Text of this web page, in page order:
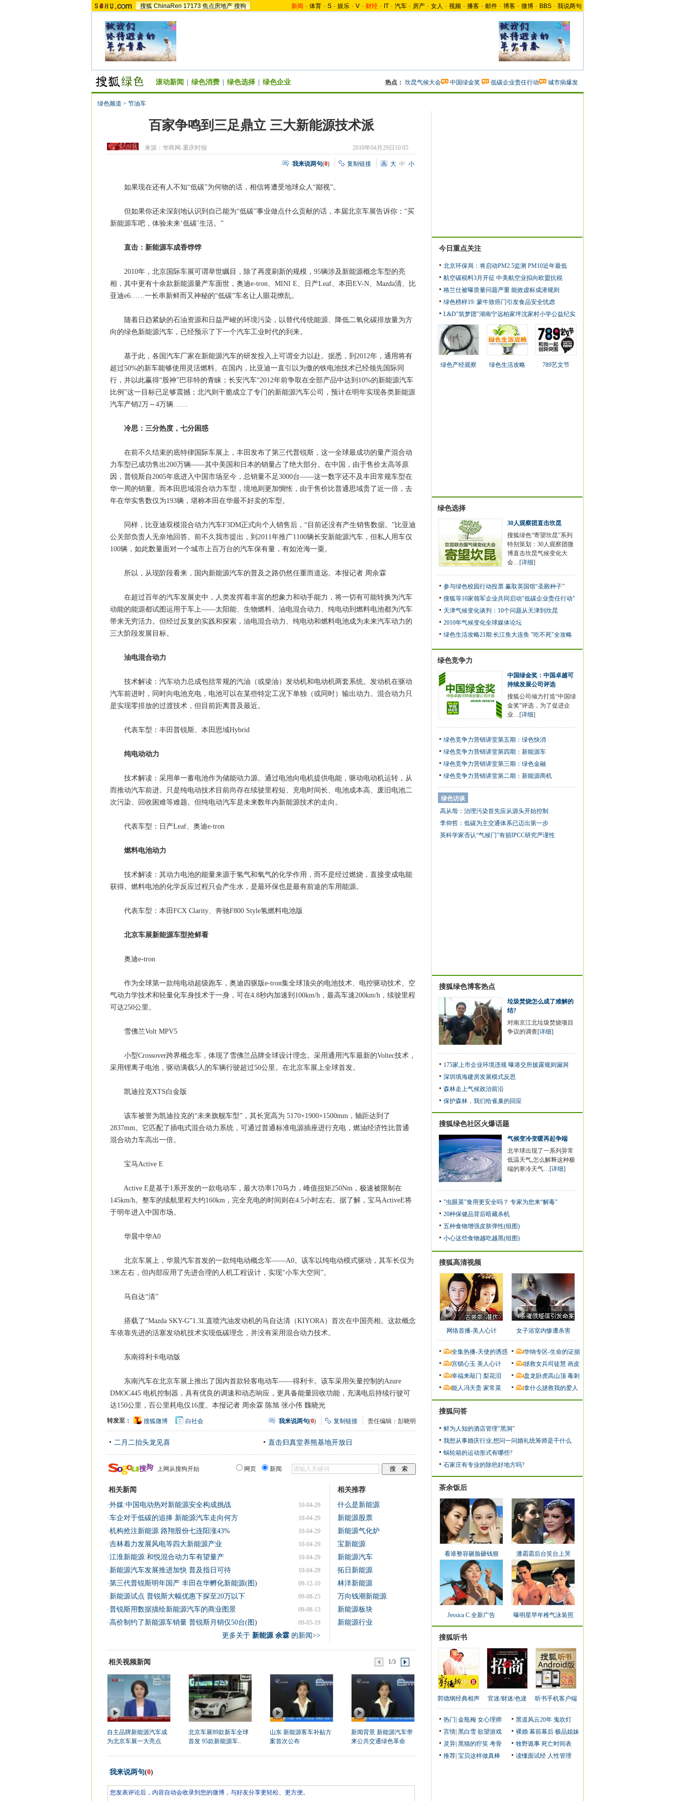
搜狐 ChinaRen 17173 焦点房地产 搜狗 新闻 - 体育 - S - 娱乐 - V - 财经 - IT - 汽车 - 房产 - 女人 - 视频 - 播客 - 邮件 - 博客 - 微博 - BBS - 我说两句
滚动新闻 绿色消费 绿色选择 绿色企业 热点： 坎昆气候大会 中国绿金奖 低碳企业责任行动 城市病爆发
绿色频道 > 节油车
百家争鸣到三足鼎立 三大新能源技术派
来源：华商网-重庆时报 2010年04月29日10:05
我来说两句(0) 复制链接 大 中 小
如果现在还有人不知“低碳”为何物的话，相信将遭受地球众人“鄙视”。
但如果你还未深刻地认识到自己能为“低碳”事业做点什么贡献的话，本届北京车展告诉你：“买
新能源车吧，体验未来‘低碳’生活。”
直击：新能源车成香饽饽
2010年，北京国际车展可谓举世瞩目，除了再度刷新的规模，95辆涉及新能源概念车型的亮
相，其中更有十余款新能源量产车面世，奥迪e-tron、MINI E、日产Leaf、本田EV-N、Mazda清、比
亚迪e6……一长串新鲜而又神秘的“低碳”车名让人眼花缭乱。
随着日趋紧缺的石油资源和日益严峻的环境污染，以替代传统能源、降低二氧化碳排放量为方
向的绿色新能源汽车，已经预示了下一个汽车工业时代的到来。
基于此，各国汽车厂家在新能源汽车的研发投入上可谓全力以赴。据悉，到2012年，通用将有
超过50%的新车能够使用灵活燃料。在国内，比亚迪一直引以为傲的铁电池技术已经领先国际同
行，并以此赢得“股神”巴菲特的青睐；长安汽车“2012年前争取在全部产品中达到10%的新能源汽车
比例”这一目标已足够震撼；北汽则干脆成立了专门的新能源汽车公司，预计在明年实现各类新能源
汽车产销2万～4万辆……
冷思：三分热度，七分困惑
在前不久结束的底特律国际车展上，丰田发布了第三代普锐斯，这一全球最成功的量产混合动
力车型已成功售出200万辆——其中美国和日本的销量占了绝大部分。在中国，由于售价太高等原
因，普锐斯自2005年底进入中国市场至今，总销量不足3000台——这一数字还不及丰田常规车型在
华一周的销量。而本田思域混合动力车型，境地则更加惆怅，由于售价比普通思域贵了近一倍，去
年在华实售数仅为193辆，堪称本田在华最不好卖的车型。
同样，比亚迪双模混合动力汽车F3DM正式向个人销售后，“目前还没有产生销售数据。”比亚迪
公关部负责人无奈地回答。前不久我市提出，到2011年推广1100辆长安新能源汽车，但私人用车仅
100辆，如此数量面对一个城市上百万台的汽车保有量，有如沧海一粟。
所以，从现阶段看来，国内新能源汽车的普及之路仍然任重而道远。本报记者 周余霖
在超过百年的汽车发展史中，人类发挥着丰富的想象力和动手能力，将一切有可能转换为汽车
动能的能源都试图运用于车上——太阳能、生物燃料、油电混合动力、纯电动到燃料电池都为汽车
带来无穷活力。但经过反复的实践和探索，油电混合动力、纯电动和燃料电池成为未来汽车动力的
三大阶段发展目标。
油电混合动力
技术解读：汽车动力总成包括常规的汽油（或柴油）发动机和电动机两套系统。发动机在驱动
汽车前进时，同时向电池充电，电池可以在某些特定工况下单独（或同时）输出动力。混合动力只
是实现零排放的过渡技术，但目前距离普及最近。
代表车型：丰田普锐斯、本田思域Hybrid
纯电动动力
技术解读：采用单一蓄电池作为储能动力源。通过电池向电机提供电能，驱动电动机运转，从
而推动汽车前进。只是纯电动技术目前尚存在续驶里程短、充电时间长、电池成本高、废旧电池二
次污染、回收困难等难题。但纯电动汽车是未来数年内新能源技术的走向。
代表车型：日产Leaf、奥迪e-tron
燃料电池动力
技术解读：其动力电池的能量来源于氢气和氧气的化学作用，而不是经过燃烧，直接变成电能
获得。燃料电池的化学反应过程只会产生水，是最环保也是最有前途的车用能源。
代表车型：本田FCX Clarity、奔驰F800 Style氢燃料电池版
北京车展新能源车型抢鲜看
奥迪e-tron
作为全球第一款纯电动超级跑车，奥迪四驱版e-tron集全球顶尖的电池技术、电控驱动技术、空
气动力学技术和轻量化车身技术于一身，可在4.8秒内加速到100km/h，最高车速200km/h，续驶里程
可达250公里。
雪佛兰Volt MPV5
小型Crossover跨界概念车，体现了雪佛兰品牌全球设计理念。采用通用汽车最新的Voltec技术，
采用锂离子电池，驱动满载5人的车辆行驶超过50公里。在北京车展上全球首发。
凯迪拉克XTS白金版
该车被誉为凯迪拉克的“未来旗舰车型”，其长宽高为 5170×1900×1500mm，轴距达到了
2837mm。它匹配了插电式混合动力系统，可通过普通标准电源插座进行充电，燃油经济性比普通
混合动力车高出一倍。
宝马Active E
Active E是基于1系开发的一款电动车，最大功率170马力，峰值扭矩250Nm，极速被限制在
145km/h。整车的续航里程大约160km，完全充电的时间则在4.5小时左右。据了解，宝马ActiveE将
于明年进入中国市场。
华晨中华A0
北京车展上，华晨汽车首发的一款纯电动概念车——A0。该车以纯电动模式驱动，其车长仅为
3米左右，但内部应用了先进合理的人机工程设计，实现“小车大空间”。
马自达“清”
搭载了“Mazda SKY-G”1.3L直喷汽油发动机的马自达清（KIYORA）首次在中国亮相。这款概念
车依靠先进的活塞发动机技术实现低碳理念，并没有采用混合动力技术。
东南得利卡电动版
东南汽车在北京车展上推出了国内首款轻客电动车——得利卡。该车采用矢量控制的Azure
DMOC445 电机控制器，具有优良的调速和动态响应，更具备能量回收功能，充满电后持续行驶可
达150公里，百公里耗电仅16度。本报记者 周余霖 陈旭 张小伟 魏晓光
转发至： 搜狐微博 白社会 我来说两句(0) 复制链接 责任编辑：彭晓明
二月二抬头龙见喜 直击归真堂养熊基地开放日
上网从搜狗开始 网页 新闻
相关新闻
10-04-29
·外媒:中国电动热对新能源安全构成挑战
10-04-29
·车企对于低碳的追捧 新能源汽车走向何方
10-04-29
·机构抢注新能源 路翔股份七连阳涨43%
10-04-29
·吉林着力发展风电等四大新能源产业
10-04-29
·江淮新能源:和悦混合动力车有望量产
10-04-29
· 新能源汽车发展推进加快 普及指日可待
09-12-10
·第三代普锐斯明年国产 丰田在华孵化新能源(图)
09-08-25
· 新能源试点 普锐斯大幅优惠下探至20万以下
09-08-13
·普锐斯用数据描绘新能源汽车的商业图景
09-05-19
·高价制约了新能源车销量 普锐斯月销仅50台(图)
更多关于 新能源 余霖的新闻>>
相关推荐
什么是新能源
新能源股票
新能源气化炉
宝新能源
新能源汽车
拓日新能源
林洋新能源
万向钱潮新能源
新能源板块
新能源行业
相关视频新闻 1/3
自主品牌新能源汽车成
为北京车展一大亮点
北京车展89款新车全球
首发 95款新能源车..
山东 新能源客车补贴方
案首次公布
新闻背景 新能源汽车带
来公共交通绿色革命
我来说两句(0)
今日重点关注
北京环保局：将启动PM2.5监测 PM10近年最低
航空碳税料3月开征 中美航空业拟向欧盟抗税
格兰仕被曝质量问题严重 能效虚标成潜规则
绿色榜样19: 蒙牛致癌门引发食品安全忧虑
L&D"筑梦团"湖南宁远柏家坪沈家村小学公益纪实
绿色产经观察 绿色生活攻略 789艺文节
绿色选择
30人观察团直击坎昆
搜狐绿色“寄望坎昆”系列
特别策划：30人观察团微
博直击坎昆气候变化大
会…[详细]
参与绿色校园行动投票 赢取英国馆“圣殿种子”
搜狐等10家领军企业共同启动"低碳企业责任行动"
天津气候变化谈判：10个问题从天津到坎昆
2010年气候变化全球媒体论坛
绿色生活攻略21期:长江鱼大连鱼 "吃不死"全攻略
绿色竞争力
中国绿金奖：中国卓越可
持续发展公司评选
搜狐公司倾力打造“中国绿
金奖”评选，为了促进企
业…[详细]
绿色竞争力营销讲堂第五期：绿色快消
绿色竞争力营销讲堂第四期：新能源车
绿色竞争力营销讲堂第三期：绿色金融
绿色竞争力营销讲堂第二期：新能源商机
绿色访谈
高从堦：治理污染首先应从源头开始控制
李仰哲：低碳为主交通体系已迈出第一步
英科学家否认“气候门”有损IPCC研究严谨性
搜狐绿色博客热点
垃圾焚烧怎么成了难解的
结?
对南京江北垃圾焚烧项目
争议的调查[详细]
175家上市企业环境违规 曝港交所披露规则漏洞
深圳填海建房发展模式反思
森林走上气候政治前沿
保护森林，我们给雀巢的回应
搜狐绿色社区火爆话题
气候变冷变暖再起争端
北半球出现了一系列异常
低温天气,怎么解释这种极
端的寒冷天气…[详细]
"虫眼菜”食用更安全吗？ 专家为您来“解毒”
20种保健品背后暗藏杀机
五种食物增强皮肤弹性(组图)
小心这些食物越吃越黑(组图)
搜狐高清视频
网络首播-美人心计 女子浴室内惨遭杀害
全集热播-天使的诱惑
华纳专区-生命的证据
宫锁心玉 美人心计 拯救女兵司徒慧 画皮
幸福来敲门 梨花泪 盘龙卧虎高山顶 毒刺
能人冯天贵 家常菜 拿什么拯救我的爱人
搜狐问答
鲜为人知的酒店管理"黑洞"
我想从事婚庆行业,想问一问婚礼统筹师是干什么
蜗轮箱的运动形式有哪些?
石家庄有专业的除疤好地方吗?
茶余饭后
看谁整容砸脸砸钱狠 潘霜霜后台笑台上哭
Jessica C.全新广告 曝明星早年稚气泳装照
搜狐听书
郭德纲经典相声 官迷/财迷/色迷 听书手机客户端
热门 金瓶梅 女心理师 黑道风云20年 鬼吹灯
言情 黑白雪 欲望游戏 裸婚 幕前幕后 极品姐妹
灵异 黑猫的狞笑 考骨 牧野诡事 死亡时间表
推荐 宝贝这样做真棒 读懂面试经 人性管理